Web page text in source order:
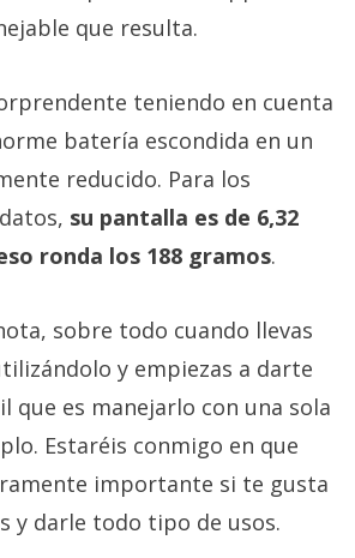
que resulta.
teniendo en cuenta
batería escondida en un
reducido. Para los
su pantalla es de 6,32
ronda los 188 gramos.
sobre todo cuando llevas
y empiezas a darte
que es manejarlo con una sola
Estaréis conmigo en que
importante si te gusta
y darle todo tipo de usos.